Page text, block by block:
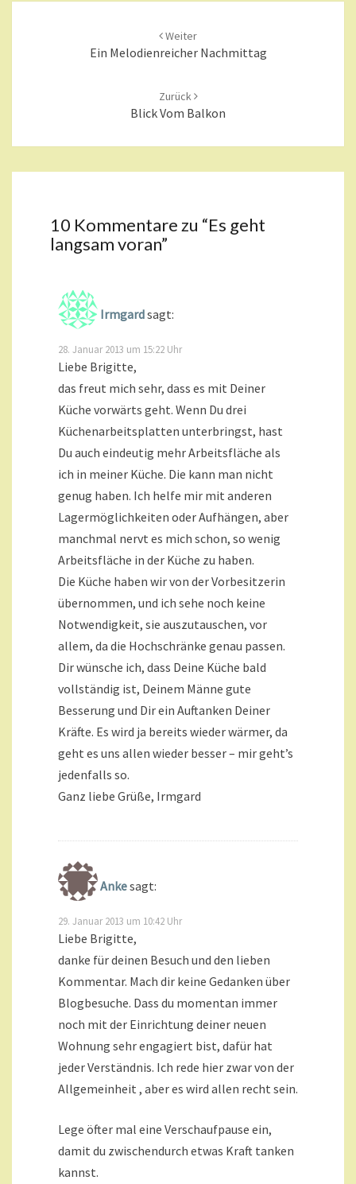
Weiter
Ein Melodienreicher Nachmittag
Zurück
Blick Vom Balkon
10 Kommentare zu “Es geht
langsam voran”
Irmgardsagt:
28. Januar 2013 um 15:22 Uhr
Liebe Brigitte,
das freut mich sehr, dass es mit Deiner
Küche vorwärts geht. Wenn Du drei
Küchenarbeitsplatten unterbringst, hast
Du auch eindeutig mehr Arbeitsfläche als
ich in meiner Küche. Die kann man nicht
genug haben. Ich helfe mir mit anderen
Lagermöglichkeiten oder Aufhängen, aber
manchmal nervt es mich schon, so wenig
Arbeitsfläche in der Küche zu haben.
Die Küche haben wir von der Vorbesitzerin
übernommen, und ich sehe noch keine
Notwendigkeit, sie auszutauschen, vor
allem, da die Hochschränke genau passen.
Dir wünsche ich, dass Deine Küche bald
vollständig ist, Deinem Männe gute
Besserung und Dir ein Auftanken Deiner
Kräfte. Es wird ja bereits wieder wärmer, da
geht es uns allen wieder besser – mir geht’s
jedenfalls so.
Ganz liebe Grüße, Irmgard
Ankesagt:
29. Januar 2013 um 10:42 Uhr
Liebe Brigitte,
danke für deinen Besuch und den lieben
Kommentar. Mach dir keine Gedanken über
Blogbesuche. Dass du momentan immer
noch mit der Einrichtung deiner neuen
Wohnung sehr engagiert bist, dafür hat
jeder Verständnis. Ich rede hier zwar von der
Allgemeinheit , aber es wird allen recht sein.
Lege öfter mal eine Verschaufpause ein,
damit du zwischendurch etwas Kraft tanken
kannst.